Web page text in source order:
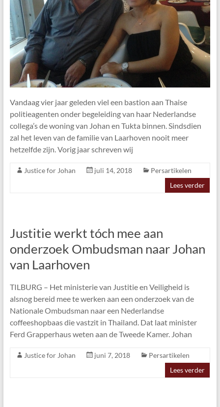
Vandaag vier jaar geleden viel een bastion aan Thaise
politieagenten onder begeleiding van haar Nederlandse
collega’s de woning van Johan en Tukta binnen. Sindsdien
zal het leven van de familie van Laarhoven nooit meer
hetzelfde zijn. Vorig jaar schreven wij
Justice for Johan juli 14, 2018
Persartikelen
Lees verder
Justitie werkt tóch mee aan
onderzoek Ombudsman naar Johan
van Laarhoven
TILBURG – Het ministerie van Justitie en Veiligheid is
alsnog bereid mee te werken aan een onderzoek van de
Nationale Ombudsman naar een Nederlandse
coffeeshopbaas die vastzit in Thailand. Dat laat minister
Ferd Grapperhaus weten aan de Tweede Kamer. Johan
Justice for Johan juni 7, 2018
Persartikelen
Lees verder